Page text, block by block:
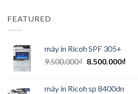
FEATURED
máy in Ricoh SPF 305+
9.500.000₫ 8.500.000₫
máy in Ricoh sp 8400dn